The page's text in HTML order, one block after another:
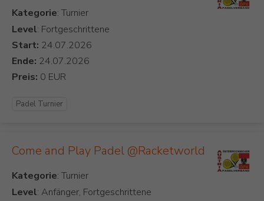
Kategorie
Level: Fortgeschrittene
Start:
Ende:
Preis:
Padel Turnier
Come and Play Padel @Racketworld
Kategorie
Level: Anfänger, Fortgeschrittene